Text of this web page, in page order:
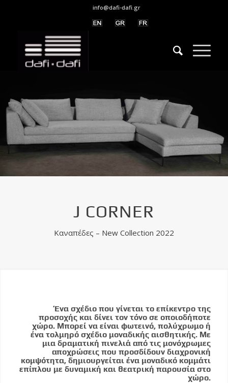
info@dafi-dafi.gr
J CORNER
Καναπέδες – New Collection 2022
Ένα σχέδιο που γίνεται το επίκεντρο της
προσοχής και δίνει τον τόνο σε οποιοδήποτε
χώρο. Μπορεί να είναι φωτεινό, πολύχρωμο ή
ένα τολμηρό σχέδιο μοναδικής αισθητικής. Με
μια δραματική πινελιά από τις μονόχρωμες
αποχρώσεις που προσδίδουν διαχρονική
κομψότητα, δημιουργείται ένα μοναδικό κομμάτι
επίπλου με δυναμική και θεατρική παρουσία στο
χώρο.